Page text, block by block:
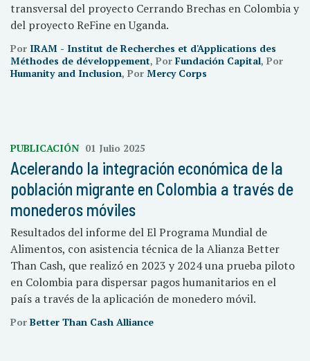
transversal del proyecto Cerrando Brechas en Colombia y
del proyecto ReFine en Uganda.
Por IRAM - Institut de Recherches et d'Applications des
Méthodes de développement, Por Fundación Capital, Por
Humanity and Inclusion, Por Mercy Corps
PUBLICACIÓN 01 Julio 2025
Acelerando la integración económica de la
población migrante en Colombia a través de
monederos móviles
Resultados del informe del El Programa Mundial de
Alimentos, con asistencia técnica de la Alianza Better
Than Cash, que realizó en 2023 y 2024 una prueba piloto
en Colombia para dispersar pagos humanitarios en el
país a través de la aplicación de monedero móvil.
Por Better Than Cash Alliance